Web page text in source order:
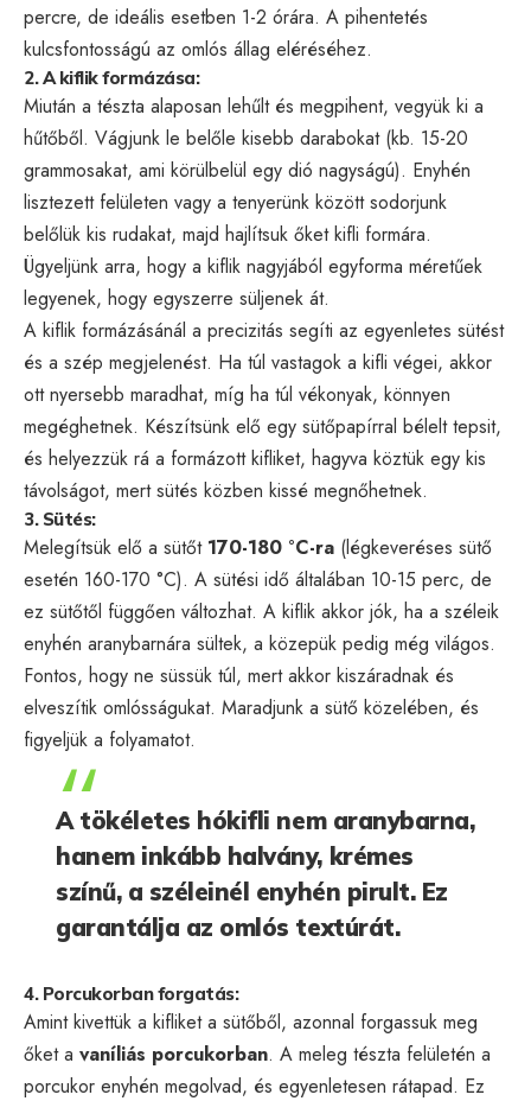
percre, de ideális esetben 1-2 órára. A pihentetés
kulcsfontosságú az omlós állag eléréséhez.
2. A kiflik formázása:
Miután a tészta alaposan lehűlt és megpihent, vegyük ki a
hűtőből. Vágjunk le belőle kisebb darabokat (kb. 15-20
grammosakat, ami körülbelül egy dió nagyságú). Enyhén
lisztezett felületen vagy a tenyerünk között sodorjunk
belőlük kis rudakat, majd hajlítsuk őket kifli formára.
Ügyeljünk arra, hogy a kiflik nagyjából egyforma méretűek
legyenek, hogy egyszerre süljenek át.
A kiflik formázásánál a precizitás segíti az egyenletes sütést
és a szép megjelenést. Ha túl vastagok a kifli végei, akkor
ott nyersebb maradhat, míg ha túl vékonyak, könnyen
megéghetnek. Készítsünk elő egy sütőpapírral bélelt tepsit,
és helyezzük rá a formázott kifliket, hagyva köztük egy kis
távolságot, mert sütés közben kissé megnőhetnek.
3. Sütés:
Melegítsük elő a sütőt 170-180 °C-ra (légkeveréses sütő
esetén 160-170 °C). A sütési idő általában 10-15 perc, de
ez sütőtől függően változhat. A kiflik akkor jók, ha a széleik
enyhén aranybarnára sültek, a közepük pedig még világos.
Fontos, hogy ne süssük túl, mert akkor kiszáradnak és
elveszítik omlósságukat. Maradjunk a sütő közelében, és
figyeljük a folyamatot.
A tökéletes hókifli nem aranybarna,
hanem inkább halvány, krémes
színű, a széleinél enyhén pirult. Ez
garantálja az omlós textúrát.
4. Porcukorban forgatás:
Amint kivettük a kifliket a sütőből, azonnal forgassuk meg
őket a vaníliás porcukorban. A meleg tészta felületén a
porcukor enyhén megolvad, és egyenletesen rátapad. Ez